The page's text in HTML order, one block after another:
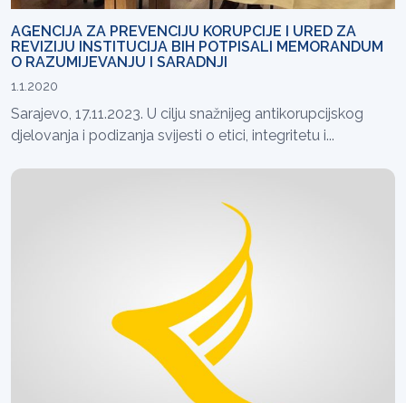
AGENCIJA ZA PREVENCIJU KORUPCIJE I URED ZA
REVIZIJU INSTITUCIJA BIH POTPISALI MEMORANDUM
O RAZUMIJEVANJU I SARADNJI
1.1.2020
Sarajevo, 17.11.2023. U cilju snažnijeg antikorupcijskog
djelovanja i podizanja svijesti o etici, integritetu i...